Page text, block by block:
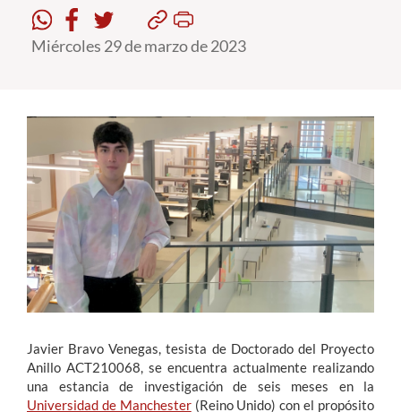
Estudiantes
English
Miércoles 29 de marzo de 2023
Javier Bravo Venegas, tesista de Doctorado del Proyecto
Anillo ACT210068, se encuentra actualmente realizando
una estancia de investigación de seis meses en la
Universidad de Manchester(Reino Unido) con el propósito